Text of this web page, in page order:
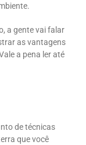
a gente vai falar
as vantagens
a pena ler até
de técnicas
que você